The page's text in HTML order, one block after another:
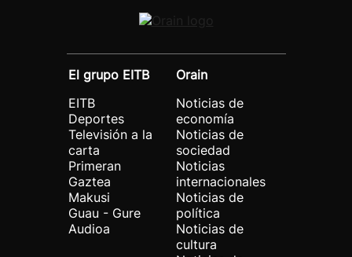
El grupo EITB
EITB
Deportes
Televisión a la
carta
Primeran
Gaztea
Makusi
Guau - Gure
Audioa
Orain
Noticias de
economía
Noticias de
sociedad
Noticias
internacionales
Noticias de
política
Noticias de
cultura